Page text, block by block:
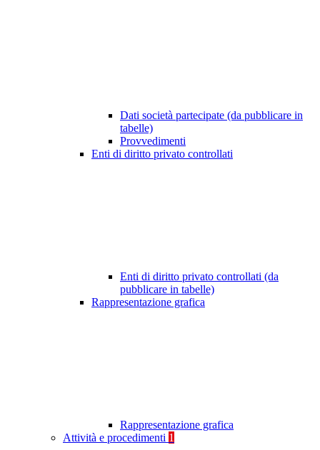
Dati società partecipate (da pubblicare in
tabelle)
Provvedimenti
Enti di diritto privato controllati
Enti di diritto privato controllati (da
pubblicare in tabelle)
Rappresentazione grafica
Rappresentazione grafica
Attività e procedimenti 1